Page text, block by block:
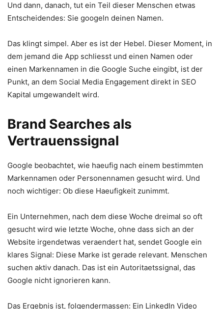
Und dann, danach, tut ein Teil dieser Menschen etwas
Entscheidendes: Sie googeln deinen Namen.
Das klingt simpel. Aber es ist der Hebel. Dieser Moment, in
dem jemand die App schliesst und einen Namen oder
einen Markennamen in die Google Suche eingibt, ist der
Punkt, an dem Social Media Engagement direkt in SEO
Kapital umgewandelt wird.
Brand Searches als
Vertrauenssignal
Google beobachtet, wie haeufig nach einem bestimmten
Markennamen oder Personennamen gesucht wird. Und
noch wichtiger: Ob diese Haeufigkeit zunimmt.
Ein Unternehmen, nach dem diese Woche dreimal so oft
gesucht wird wie letzte Woche, ohne dass sich an der
Website irgendetwas veraendert hat, sendet Google ein
klares Signal: Diese Marke ist gerade relevant. Menschen
suchen aktiv danach. Das ist ein Autoritaetssignal, das
Google nicht ignorieren kann.
Das Ergebnis ist, folgendermassen: Ein LinkedIn Video